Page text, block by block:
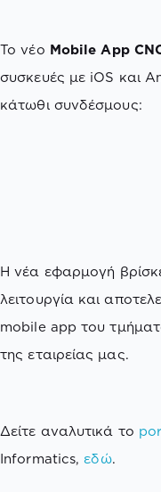
Το νέο Mobile App
συσκευές με iOS και
κάτωθι συνδέσμους:
Η νέα εφαρμογή
λειτουργία και
mobile app του
της εταιρείας μας.
Δείτε αναλυτικά το
Informatics,εδώ.